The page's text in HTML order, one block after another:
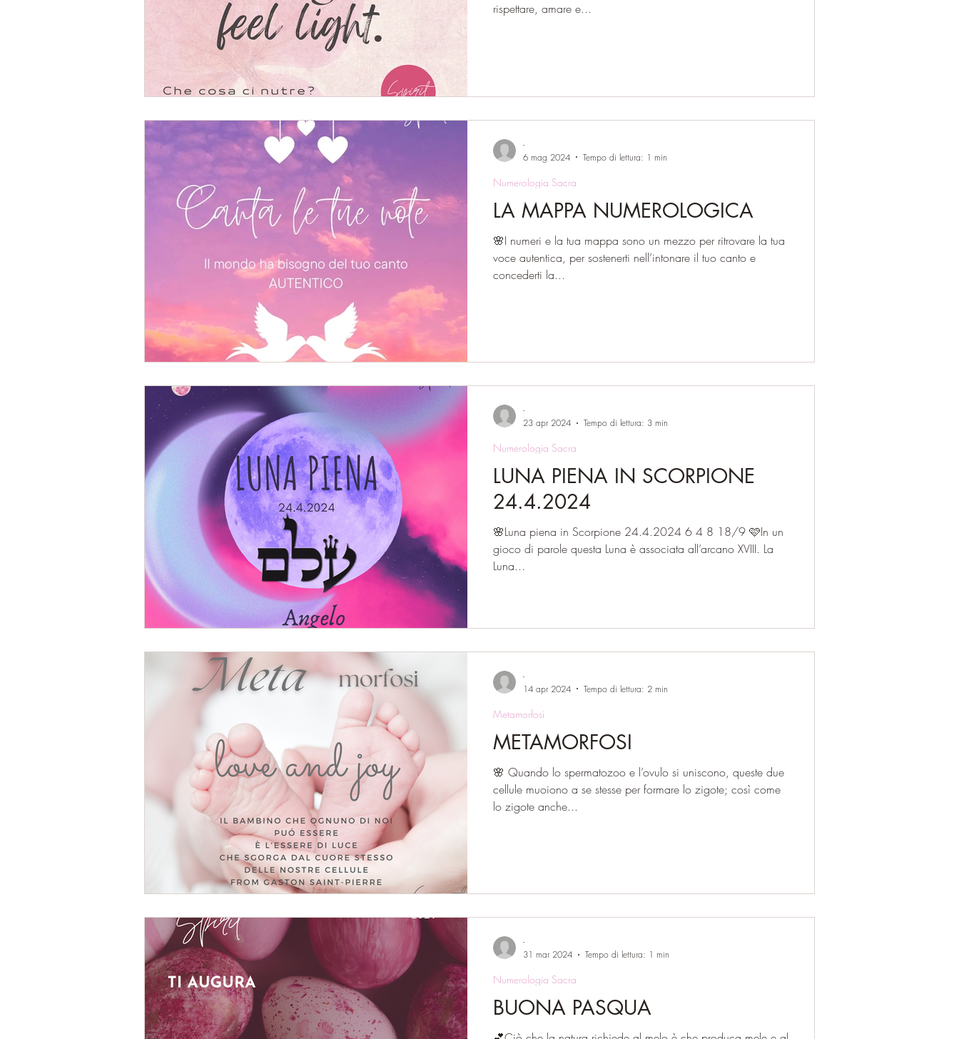
rispettare, amare e...
LA MAPPA NUMEROLOGICA
🌸I numeri e la tua mappa sono un mezzo per ritrovare la tua
voce autentica, per sostenerti nell’intonare il tuo canto e
concederti la...
Numerologia Sacra
-
6 mag 2024
Tempo di lettura: 1 min
LUNA PIENA IN SCORPIONE
24.4.2024
🌸Luna piena in Scorpione 24.4.2024 6 4 8 18/9 🩷In un
gioco di parole questa Luna è associata all’arcano XVIII. La
Luna...
Numerologia Sacra
-
23 apr 2024
Tempo di lettura: 3 min
METAMORFOSI
🌸 Quando lo spermatozoo e l’ovulo si uniscono, queste due
cellule muoiono a se stesse per formare lo zigote; così come
lo zigote anche...
Metamorfosi
-
14 apr 2024
Tempo di lettura: 2 min
BUONA PASQUA
Numerologia Sacra
-
31 mar 2024
Tempo di lettura: 1 min